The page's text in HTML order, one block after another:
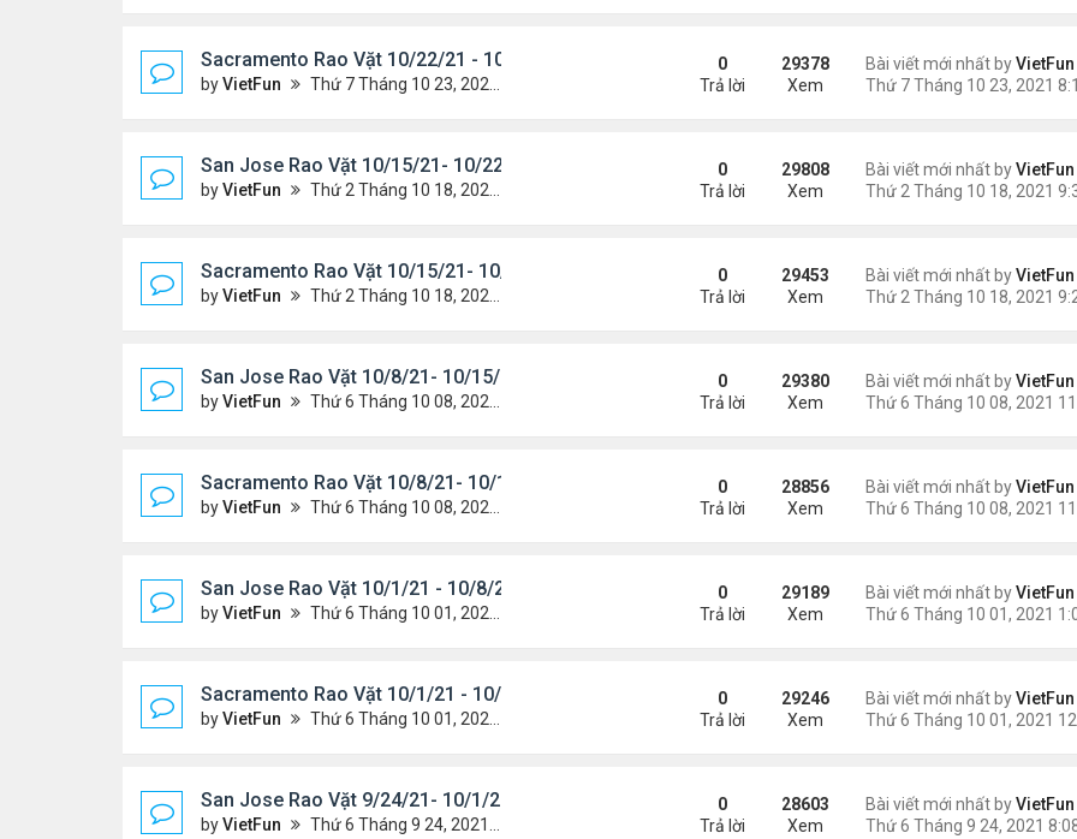
Sacramento Rao Vặt 10/22/21 - 10/29/21
byVietFun Thứ 7 Tháng 10 23, 2021 8:10 am
Bài viết mới nhất byVietFun
0
Trả lời
29378
Xem
San Jose Rao Vặt 10/15/21- 10/22/21
byVietFun Thứ 2 Tháng 10 18, 2021 9:32 pm
Bài viết mới nhất byVietFun
0
Trả lời
29808
Xem
Sacramento Rao Vặt 10/15/21- 10/22/21
byVietFun Thứ 2 Tháng 10 18, 2021 9:26 pm
Bài viết mới nhất byVietFun
0
Trả lời
29453
Xem
San Jose Rao Vặt 10/8/21- 10/15/21
byVietFun Thứ 6 Tháng 10 08, 2021 11:27 pm
Bài viết mới nhất byVietFun
0
Trả lời
29380
Xem
Sacramento Rao Vặt 10/8/21- 10/15/21
byVietFun Thứ 6 Tháng 10 08, 2021 11:20 pm
Bài viết mới nhất byVietFun
0
Trả lời
28856
Xem
San Jose Rao Vặt 10/1/21 - 10/8/21
byVietFun Thứ 6 Tháng 10 01, 2021 1:04 pm
Bài viết mới nhất byVietFun
0
Trả lời
29189
Xem
Sacramento Rao Vặt 10/1/21 - 10/8/21
byVietFun Thứ 6 Tháng 10 01, 2021 12:57 pm
Bài viết mới nhất byVietFun
0
Trả lời
29246
Xem
San Jose Rao Vặt 9/24/21- 10/1/21
byVietFun Thứ 6 Tháng 9 24, 2021 8:08 pm
Bài viết mới nhất byVietFun
0
Trả lời
28603
Xem